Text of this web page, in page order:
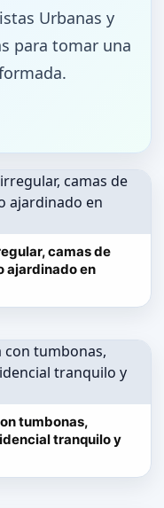
Urbanas y
para tomar una
camas de
ajardinado en
tumbonas,
tranquilo y